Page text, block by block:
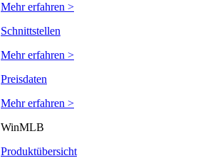
Mehr erfahren >
Schnittstellen
Mehr erfahren >
Preisdaten
Mehr erfahren >
WinMLB
Produktübersicht